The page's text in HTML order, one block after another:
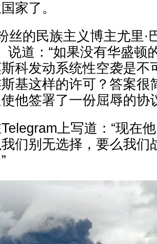
家了。
丝的民族主义博主尤里·
说道：“如果没有华盛顿
科发动系统性空袭是不
基这样的许可？答案
他签署了一份屈辱的协
上写道：“现在
们别无选择，要么我们